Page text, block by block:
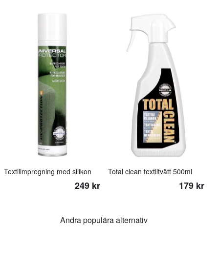
Textilimpregning med silikon
249 kr
Total clean textiltvätt 500ml
179 kr
Andra populära alternativ